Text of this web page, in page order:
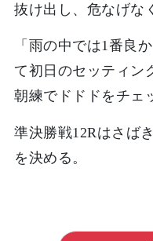
抜け出し、危なげな
「雨の中では1番良
て初日のセッティン
朝練でドドドをチェ
準決勝戦12Rはさば
を決める。